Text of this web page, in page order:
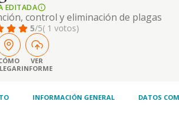
EDITADA
control y eliminación de plagas
o negocio
5/5( 1 votos)
VER
INFORME
INFORMACIÓN GENERAL DATOS